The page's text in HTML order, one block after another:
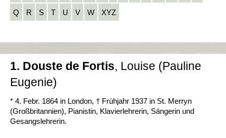
Q R S T U V W XYZ
1. Douste de Fortis, Louise (Pauline
Eugenie)
* 4. Febr. 1864 in London, † Frühjahr 1937 in St. Merryn
(Großbritannien), Pianistin, Klavierlehrerin, Sängerin und
Gesangslehrerin.